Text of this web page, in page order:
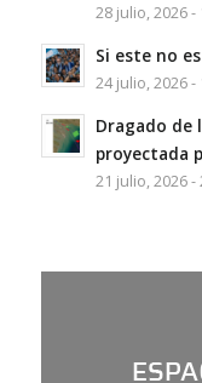
28 julio, 2026 -
Si este no
24 julio, 2026 -
Dragado de
proyectada
21 julio, 2026 -